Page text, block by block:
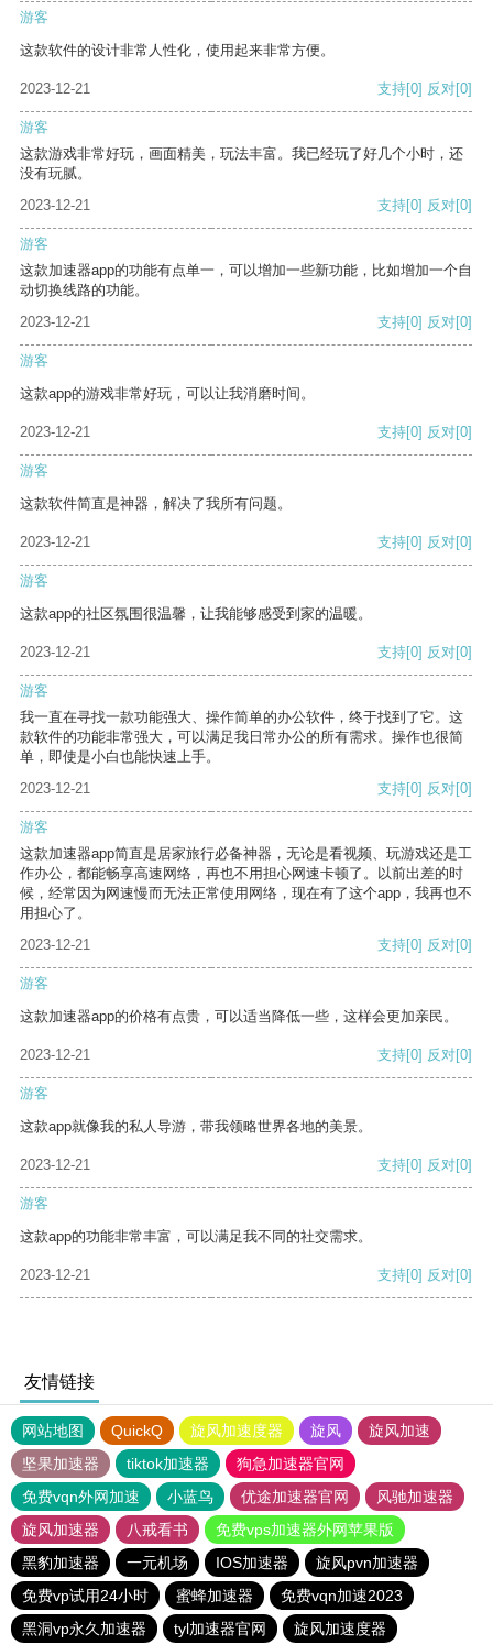
游客
这款软件的设计非常人性化，使用起来非常方便。
2023-12-21 支持[0] 反对[0]
游客
这款游戏非常好玩，画面精美，玩法丰富。我已经玩了好几个小时，还
没有玩腻。
2023-12-21
支持[0] 反对[0]
游客
这款加速器app的功能有点单一，可以增加一些新功能，比如增加一个自
动切换线路的功能。
2023-12-21
支持[0] 反对[0]
游客
这款app的游戏非常好玩，可以让我消磨时间。
2023-12-21 支持[0] 反对[0]
游客
这款软件简直是神器，解决了我所有问题。
2023-12-21 支持[0] 反对[0]
游客
这款app的社区氛围很温馨，让我能够感受到家的温暖。
2023-12-21 支持[0] 反对[0]
游客
我一直在寻找一款功能强大、操作简单的办公软件，终于找到了它。这
款软件的功能非常强大，可以满足我日常办公的所有需求。操作也很简
单，即使是小白也能快速上手。
2023-12-21
支持[0] 反对[0]
游客
这款加速器app简直是居家旅行必备神器，无论是看视频、玩游戏还是工
作办公，都能畅享高速网络，再也不用担心网速卡顿了。以前出差的时
候，经常因为网速慢而无法正常使用网络，现在有了这个app，我再也不
用担心了。
2023-12-21
支持[0] 反对[0]
游客
这款加速器app的价格有点贵，可以适当降低一些，这样会更加亲民。
2023-12-21 支持[0] 反对[0]
游客
这款app就像我的私人导游，带我领略世界各地的美景。
2023-12-21 支持[0] 反对[0]
游客
这款app的功能非常丰富，可以满足我不同的社交需求。
2023-12-21 支持[0] 反对[0]
友情链接
网站地图 QuickQ 旋风加速度器 旋风
旋风加速
坚果加速器
tiktok加速器
狗急加速器官网
免费vqn外网加速
小蓝鸟 优途加速器官网
风驰加速器
旋风加速器
八戒看书
免费vps加速器外网苹果版
黑豹加速器
一元机场 IOS加速器
旋风pvn加速器
免费vp试用24小时
蜜蜂加速器
免费vqn加速2023
黑洞vp永久加速器
tyl加速器官网 旋风加速度器